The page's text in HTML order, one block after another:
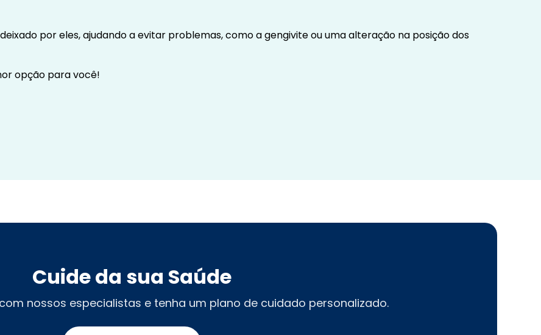
por eles, ajudando a evitar problemas, como a gengivite ou uma alteração na posição dos
opção para você!
Cuide da sua Saúde
nossos especialistas e tenha um plano de cuidado personalizado.